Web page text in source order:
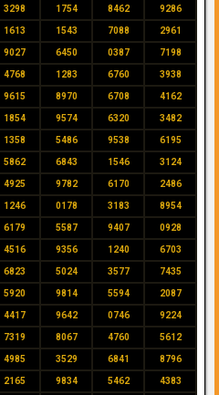
3298 1754 8462 9286
1613 1543 7088 2961
9027 6450 0387 7198
4768 1283 6760 3938
9615 8970 6708 4162
1854 9574 6320 3482
1358 5486 9538 6195
5862 6843 1546 3124
4925 9782 6170 2486
1246 0178 3183 8954
6179 5587 9407 0928
4516 9356 1240 6703
6823 5024 3577 7435
5920 9814 5594 2087
4417 9642 0746 9224
7319 8067 4760 5612
4985 3529 6841 8796
2165 9834 5462 4383